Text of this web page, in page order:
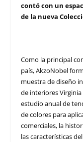
contó con un
de la nueva
Como la principal
país, AkzoNobel
muestra de diseño
de interiores
estudio anual de
de colores para
comerciales, la
las características